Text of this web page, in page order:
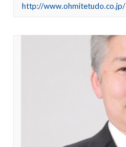
http://www.ohmitetudo.co.jp/